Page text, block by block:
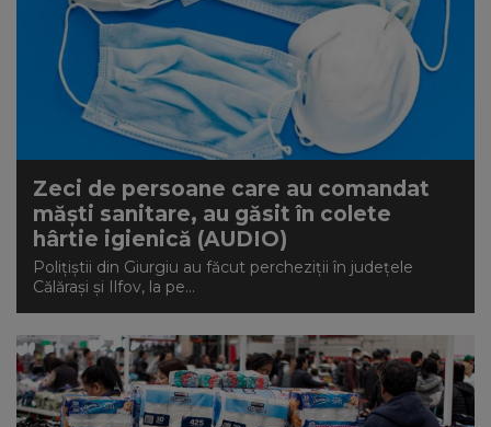
Zeci de persoane care au comandat
măști sanitare, au găsit în colete
hârtie igienică (AUDIO)
Polițiștii din Giurgiu au făcut percheziții în județele
Călărași și Ilfov, la pe...